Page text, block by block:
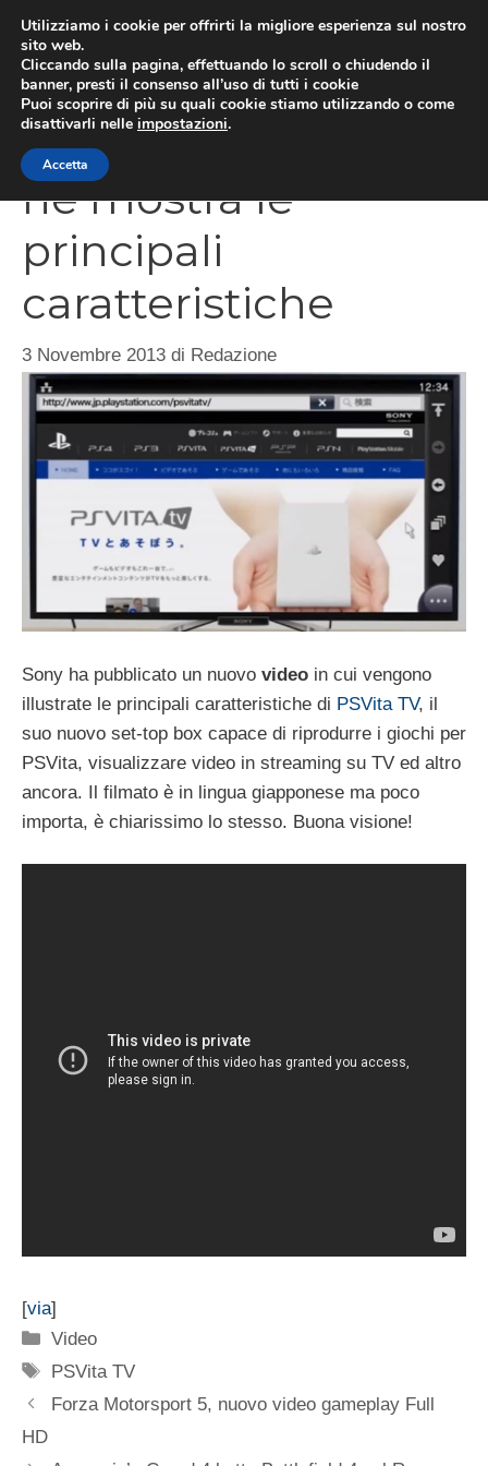
contenuto
PSVita TV, un video
ne mostra le
principali
caratteristiche
3 Novembre 2013 di Redazione
Sony ha pubblicato un nuovo video in cui vengono
illustrate le principali caratteristiche di PSVita TV, il
suo nuovo set-top box capace di riprodurre i giochi per
PSVita, visualizzare video in streaming su TV ed altro
ancora. Il filmato è in lingua giapponese ma poco
importa, è chiarissimo lo stesso. Buona visione!
[via]
Categorie
Video
Tag
PSVita TV
Forza Motorsport 5, nuovo video gameplay Full
HD
Utilizziamo i cookie per offrirti la migliore esperienza sul nostro
sito web.
Cliccando sulla pagina, effettuando lo scroll o chiudendo il
banner, presti il consenso all’uso di tutti i cookie
Puoi scoprire di più su quali cookie stiamo utilizzando o come
disattivarli nelle impostazioni.
Accetta